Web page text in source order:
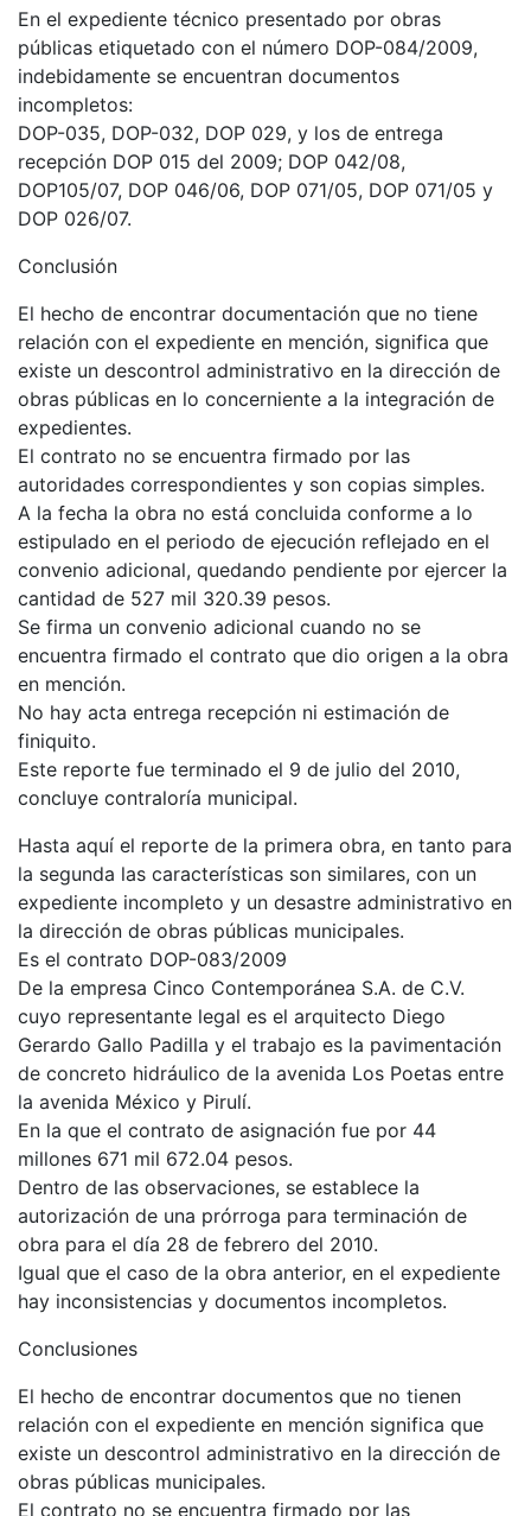
En el expediente técnico presentado por obras
públicas etiquetado con el número DOP-084/2009,
indebidamente se encuentran documentos
incompletos:
DOP-035, DOP-032, DOP 029, y los de entrega
recepción DOP 015 del 2009; DOP 042/08,
DOP105/07, DOP 046/06, DOP 071/05, DOP 071/05 y
DOP 026/07.
Conclusión
El hecho de encontrar documentación que no tiene
relación con el expediente en mención, significa que
existe un descontrol administrativo en la dirección de
obras públicas en lo concerniente a la integración de
expedientes.
El contrato no se encuentra firmado por las
autoridades correspondientes y son copias simples.
A la fecha la obra no está concluida conforme a lo
estipulado en el periodo de ejecución reflejado en el
convenio adicional, quedando pendiente por ejercer la
cantidad de 527 mil 320.39 pesos.
Se firma un convenio adicional cuando no se
encuentra firmado el contrato que dio origen a la obra
en mención.
No hay acta entrega recepción ni estimación de
finiquito.
Este reporte fue terminado el 9 de julio del 2010,
concluye contraloría municipal.
Hasta aquí el reporte de la primera obra, en tanto para
la segunda las características son similares, con un
expediente incompleto y un desastre administrativo en
la dirección de obras públicas municipales.
Es el contrato DOP-083/2009
De la empresa Cinco Contemporánea S.A. de C.V.
cuyo representante legal es el arquitecto Diego
Gerardo Gallo Padilla y el trabajo es la pavimentación
de concreto hidráulico de la avenida Los Poetas entre
la avenida México y Pirulí.
En la que el contrato de asignación fue por 44
millones 671 mil 672.04 pesos.
Dentro de las observaciones, se establece la
autorización de una prórroga para terminación de
obra para el día 28 de febrero del 2010.
Igual que el caso de la obra anterior, en el expediente
hay inconsistencias y documentos incompletos.
Conclusiones
El hecho de encontrar documentos que no tienen
relación con el expediente en mención significa que
existe un descontrol administrativo en la dirección de
obras públicas municipales.
El contrato no se encuentra firmado por las